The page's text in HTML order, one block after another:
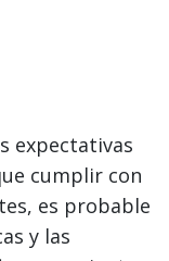
expectativas
cumplir con
es probable
y las